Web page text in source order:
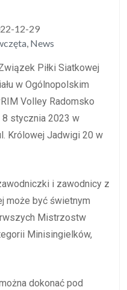
12-29
, News
Piłki Siatkowej
w Ogólnopolskim
Volley Radomsko
8 stycznia 2023 w
Królowej Jadwigi 20 w
i zawodnicy z
może być świetnym
Mistrzostw
Minisingielków,
dokonać pod